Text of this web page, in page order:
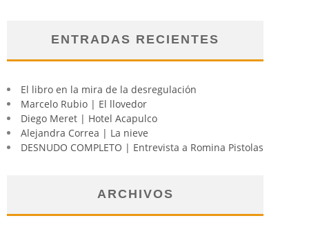
ENTRADAS RECIENTES
El libro en la mira de la desregulación
Marcelo Rubio | El llovedor
Diego Meret | Hotel Acapulco
Alejandra Correa | La nieve
DESNUDO COMPLETO | Entrevista a Romina Pistolas
ARCHIVOS